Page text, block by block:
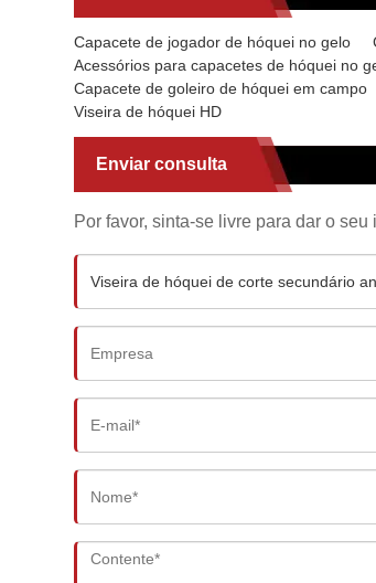
Capacete de jogador de hóquei no gelo
Acessórios para capacetes de hóquei no
Capacete de goleiro de hóquei em campo
Viseira de hóquei HD
Enviar consulta
Por favor, sinta-se livre para dar o